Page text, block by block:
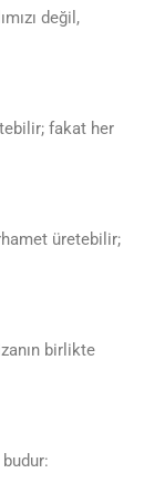
değil,
fakat her
üretebilir;
birlikte